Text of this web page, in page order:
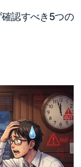
認すべき5つの